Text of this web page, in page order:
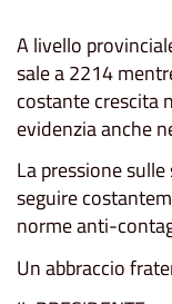
A livello
sale a 2214
costante crescita
evidenzia anche
La pressione
seguire
norme anti-
Un abbraccio